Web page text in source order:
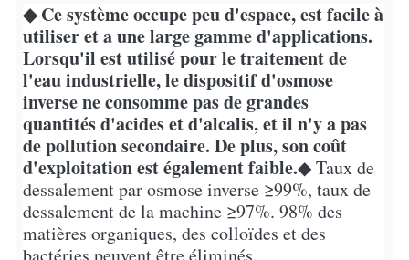
◆ Ce système occupe peu d'espace, est facile à
utiliser et a une large gamme d'applications.
Lorsqu'il est utilisé pour le traitement de
l'eau industrielle, le dispositif d'osmose
inverse ne consomme pas de grandes
quantités d'acides et d'alcalis, et il n'y a pas
de pollution secondaire. De plus, son coût
d'exploitation est également faible.◆ Taux de
dessalement par osmose inverse ≥99%, taux de
dessalement de la machine ≥97%. 98% des
matières organiques, des colloïdes et des
bactéries peuvent être éliminés.